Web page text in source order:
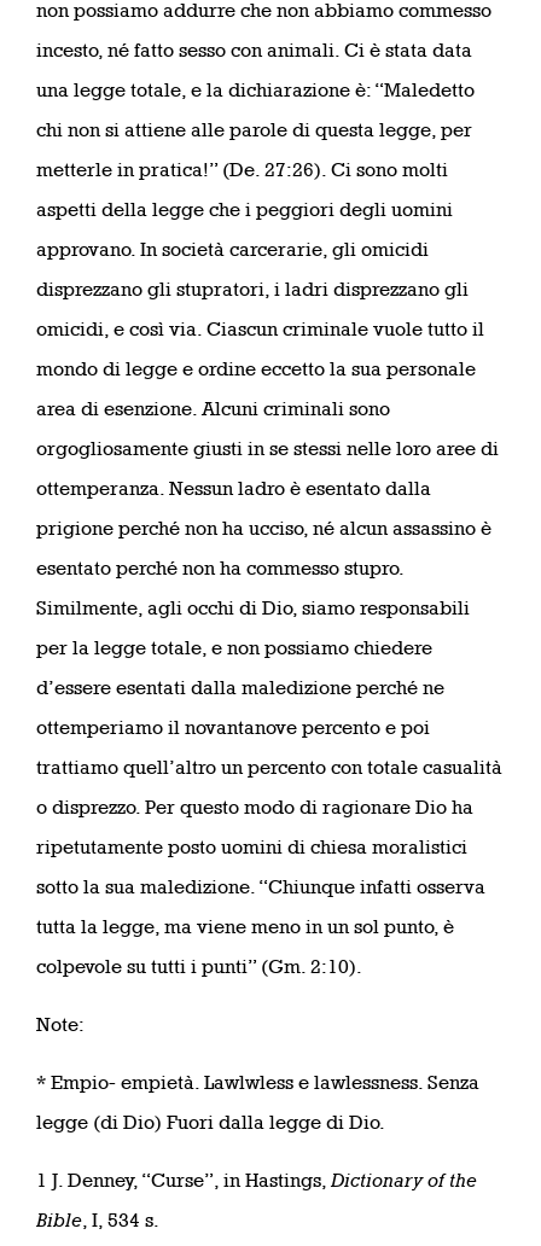
non possiamo addurre che non abbiamo commesso
incesto, né fatto sesso con animali. Ci è stata data
una legge totale, e la dichiarazione è: “Maledetto
chi non si attiene alle parole di questa legge, per
metterle in pratica!” (De. 27:26). Ci sono molti
aspetti della legge che i peggiori degli uomini
approvano. In società carcerarie, gli omicidi
disprezzano gli stupratori, i ladri disprezzano gli
omicidi, e così via. Ciascun criminale vuole tutto il
mondo di legge e ordine eccetto la sua personale
area di esenzione. Alcuni criminali sono
orgogliosamente giusti in se stessi nelle loro aree di
ottemperanza. Nessun ladro è esentato dalla
prigione perché non ha ucciso, né alcun assassino è
esentato perché non ha commesso stupro.
Similmente, agli occhi di Dio, siamo responsabili
per la legge totale, e non possiamo chiedere
d’essere esentati dalla maledizione perché ne
ottemperiamo il novantanove percento e poi
trattiamo quell’altro un percento con totale casualità
o disprezzo. Per questo modo di ragionare Dio ha
ripetutamente posto uomini di chiesa moralistici
sotto la sua maledizione. “Chiunque infatti osserva
tutta la legge, ma viene meno in un sol punto, è
colpevole su tutti i punti” (Gm. 2:10).
Note:
* Empio- empietà. Lawlwless e lawlessness. Senza
legge (di Dio) Fuori dalla legge di Dio.
1 J. Denney, “Curse”, in Hastings, Dictionary of the
Bible , I, 534 s.